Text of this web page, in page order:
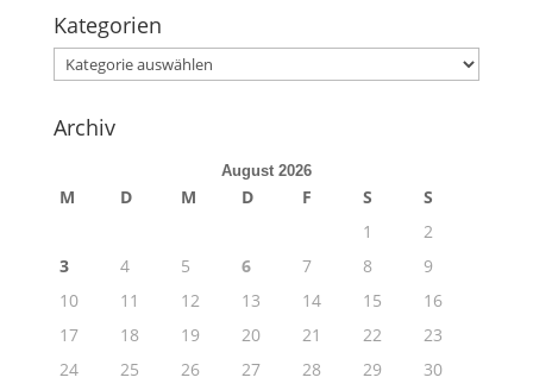
Kategorien
Kategorien
Archiv
August 2026
M D M D F S
S
1
2
3
4 5 6 7 8
9
10
11 12 13 14 15
16
17
18 19 20 21 22
23
24
25 26 27 28 29
30